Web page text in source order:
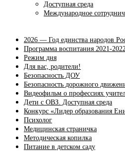
Доступная среда
Международное
2026 — Год единства народов
Программа воспитания 2021-
Режим дня
Для вас, родители!
Безопасность ДОУ
Безопасность дорожного
Видеофильм о профессиях
Дети с ОВЗ. Доступная среда
Конкурс «Лидер образования
Психолог
Медицинская страничка
Методическая копилка
Питание в детском саду